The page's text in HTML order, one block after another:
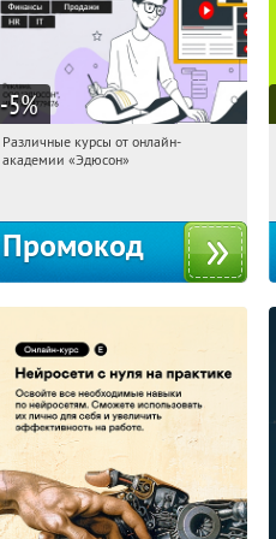
-5%
14:49:42 Получили:
Различные курсы от онлайн-
академии «Эдюсон»
Промокод